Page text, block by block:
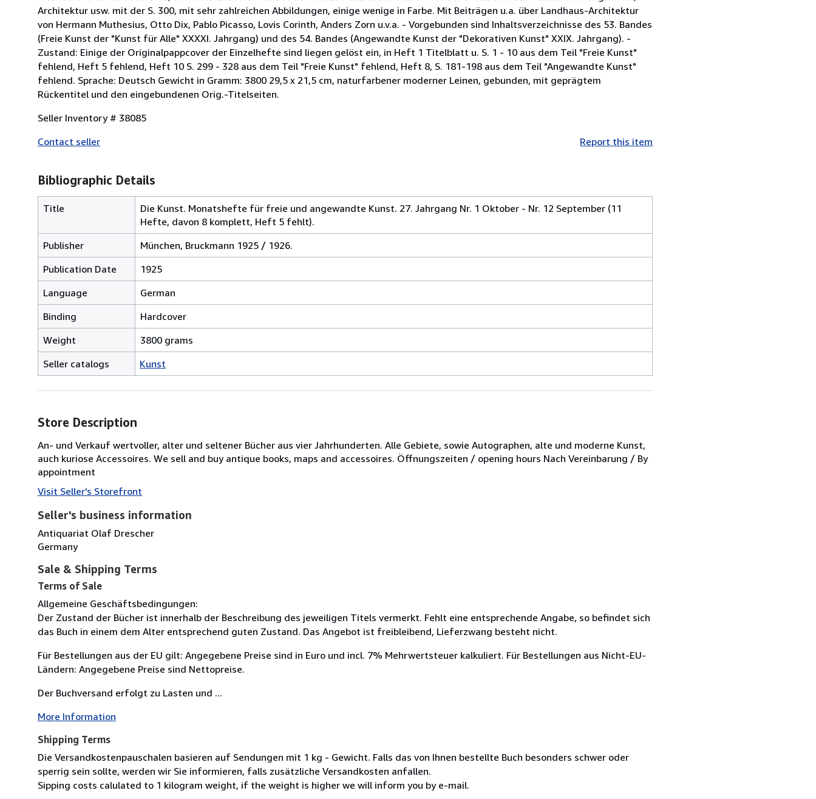
Architektur usw. mit der S. 300, mit sehr zahlreichen Abbildungen, einige wenige in Farbe. Mit Beiträgen u.a. über Landhaus-Architektur
von Hermann Muthesius, Otto Dix, Pablo Picasso, Lovis Corinth, Anders Zorn u.v.a. - Vorgebunden sind Inhaltsverzeichnisse des 53. Bandes
(Freie Kunst der "Kunst für Alle" XXXXI. Jahrgang) und des 54. Bandes (Angewandte Kunst der "Dekorativen Kunst" XXIX. Jahrgang). -
Zustand: Einige der Originalpappcover der Einzelhefte sind liegen gelöst ein, in Heft 1 Titelblatt u. S. 1 - 10 aus dem Teil "Freie Kunst"
fehlend, Heft 5 fehlend, Heft 10 S. 299 - 328 aus dem Teil "Freie Kunst" fehlend, Heft 8, S. 181-198 aus dem Teil "Angewandte Kunst"
fehlend. Sprache: Deutsch Gewicht in Gramm: 3800 29,5 x 21,5 cm, naturfarbener moderner Leinen, gebunden, mit geprägtem
Rückentitel und den eingebundenen Orig.-Titelseiten.
Seller Inventory # 38085
Contact seller
Report this item
Bibliographic Details
Title
Die Kunst. Monatshefte für freie und angewandte Kunst. 27. Jahrgang Nr. 1 Oktober - Nr. 12 September (11
Hefte, davon 8 komplett, Heft 5 fehlt).
Publisher
München, Bruckmann 1925 / 1926.
Publication Date
1925
Language
German
Binding
Hardcover
Weight
3800 grams
Seller catalogs
Kunst
Store Description
An- und Verkauf wertvoller, alter und seltener Bücher aus vier Jahrhunderten. Alle Gebiete, sowie Autographen, alte und moderne Kunst,
auch kuriose Accessoires. We sell and buy antique books, maps and accessoires. Öffnungszeiten / opening hours Nach Vereinbarung / By
appointment
Visit Seller's Storefront
Seller's business information
Antiquariat Olaf Drescher
Germany
Sale & Shipping Terms
Terms of Sale
Allgemeine Geschäftsbedingungen:
Der Zustand der Bücher ist innerhalb der Beschreibung des jeweiligen Titels vermerkt. Fehlt eine entsprechende Angabe, so befindet sich
das Buch in einem dem Alter entsprechend guten Zustand. Das Angebot ist freibleibend, Lieferzwang besteht nicht.
Für Bestellungen aus der EU gilt: Angegebene Preise sind in Euro und incl. 7% Mehrwertsteuer kalkuliert. Für Bestellungen aus Nicht-EU-
Ländern: Angegebene Preise sind Nettopreise.
Der Buchversand erfolgt zu Lasten und ...
More Information
Shipping Terms
Die Versandkostenpauschalen basieren auf Sendungen mit 1 kg - Gewicht. Falls das von Ihnen bestellte Buch besonders schwer oder
sperrig sein sollte, werden wir Sie informieren, falls zusätzliche Versandkosten anfallen.
Sipping costs calulated to 1 kilogram weight, if the weight is higher we will inform you by e-mail.